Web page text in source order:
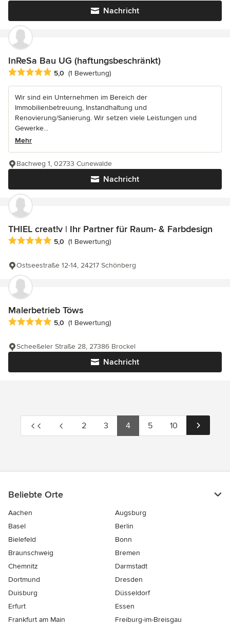
Nachricht
InReSa Bau UG (haftungsbeschränkt)
Durchschnittliche Bewertung: 5 von 5 Sternen
5,0 (1 Bewertung)
Wir sind ein Unternehmen im Bereich der
Immobilienbetreuung, Instandhaltung und
Renovierung/Sanierung. Wir setzen viele Leistungen und
Gewerke...
Mehr
Nachricht
Bachweg 1, 02733 Cunewalde
THIEL creat!v | Ihr Partner für Raum- & Farbdesign
Durchschnittliche Bewertung: 5 von 5 Sternen
5,0 (1 Bewertung)
Ostseestraße 12-14, 24217 Schönberg
Malerbetrieb Töws
Durchschnittliche Bewertung: 5 von 5 Sternen
5,0 (1 Bewertung)
Nachricht
Scheeßeler Straße 28, 27386 Brockel
2 3 4 5 10
Beliebte Orte
Aachen
Augsburg
Basel
Berlin
Bielefeld
Bonn
Braunschweig
Bremen
Chemnitz
Darmstadt
Dortmund
Dresden
Duisburg
Düsseldorf
Erfurt
Essen
Frankfurt am Main
Freiburg-im-Breisgau